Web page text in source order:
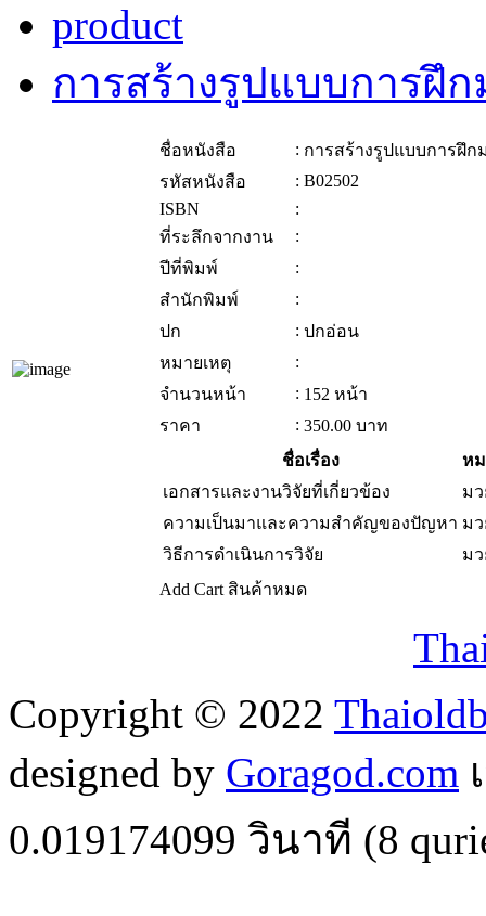
product
การสร้างรูปแบบการฝึ
ชื่อหนังสือ : การสร้างรูปแบบการฝึก
รหัสหนังสือ
: B02502
ISBN
:
ที่ระลึกจากงาน
:
ปีที่พิมพ์
:
สำนักพิมพ์
:
ปก
: ปกอ่อน
หมายเหตุ
:
จำนวนหน้า
: 152 หน้า
ราคา
: 350.00 บาท
ชื่อเรื่อง
ห
เอกสารและงานวิจัยที่เกี่ยวข้อง
ม
ความเป็นมาและความสำคัญของปัญหา ม
วิธีการดำเนินการวิจัย
ม
Add Cart สินค้าหมด
Copyright © 2022
designed by Goragod.com
0.019174099 วินาที (8